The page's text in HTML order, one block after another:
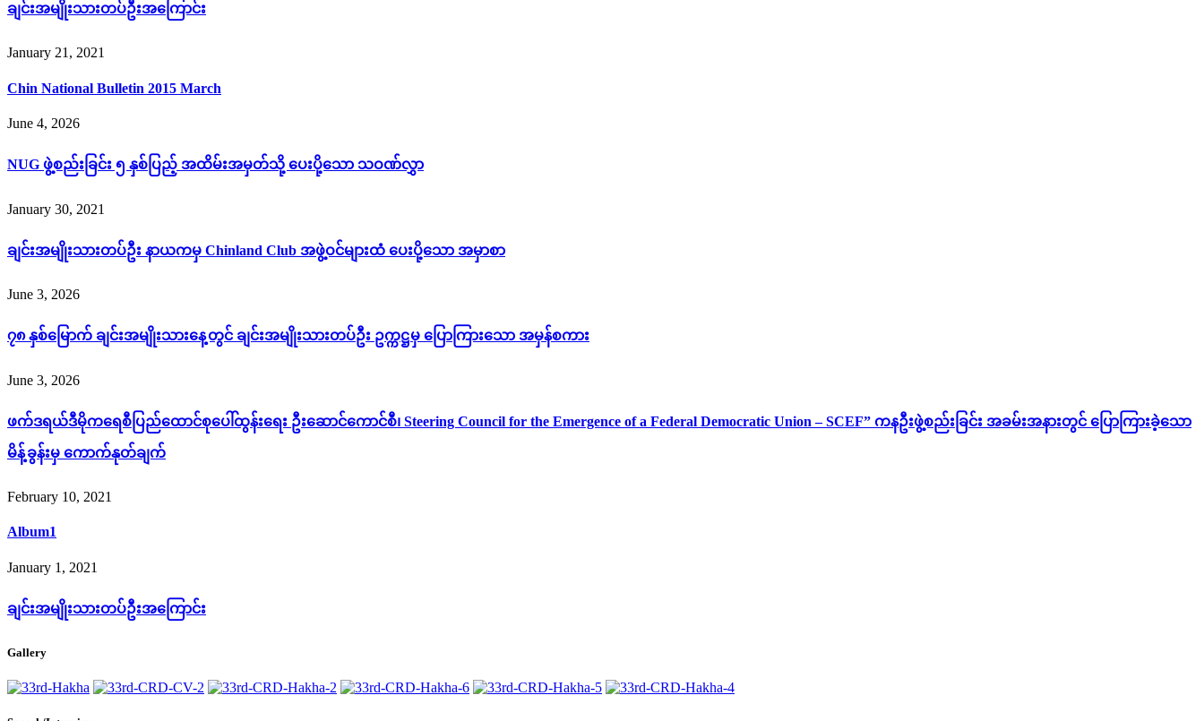
ချင်းအမျိုးသားတပ်ဦးအကြောင်း
January 21, 2021
Chin National Bulletin 2015 March
June 4, 2026
NUG ဖွဲ့စည်းခြင်း ၅ နှစ်ပြည့် အထိမ်းအမှတ်သို့ ပေးပို့သော သဝဏ်လွှာ
January 30, 2021
ချင်းအမျိုးသားတပ်ဦး နာယကမှ Chinland Club အဖွဲ့ဝင်များထံ ပေးပို့သော အမှာစာ
June 3, 2026
၇၈ နှစ်မြောက် ချင်းအမျိုးသားနေ့တွင် ချင်းအမျိုးသားတပ်ဦး ဥက္ကဋ္ဌမှ ပြောကြားသော အမှန်စကား
June 3, 2026
ဖက်ဒရယ်ဒီမိုကရေစီပြည်ထောင်စုပေါ်ထွန်းရေး ဦးဆောင်ကောင်စီ၊ Steering Council for the Emergence of a Federal Democratic Union – SCEF” ကနဦးဖွဲ့စည်းခြင်း အခမ်းအနားတွင် ပြောကြားခဲ့သော
မိန့်ခွန်းမှ ကောက်နုတ်ချက်
February 10, 2021
Album1
January 1, 2021
ချင်းအမျိုးသားတပ်ဦးအကြောင်း
Gallery